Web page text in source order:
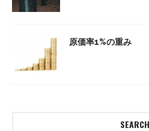
原価率1%の重み
SEARCH